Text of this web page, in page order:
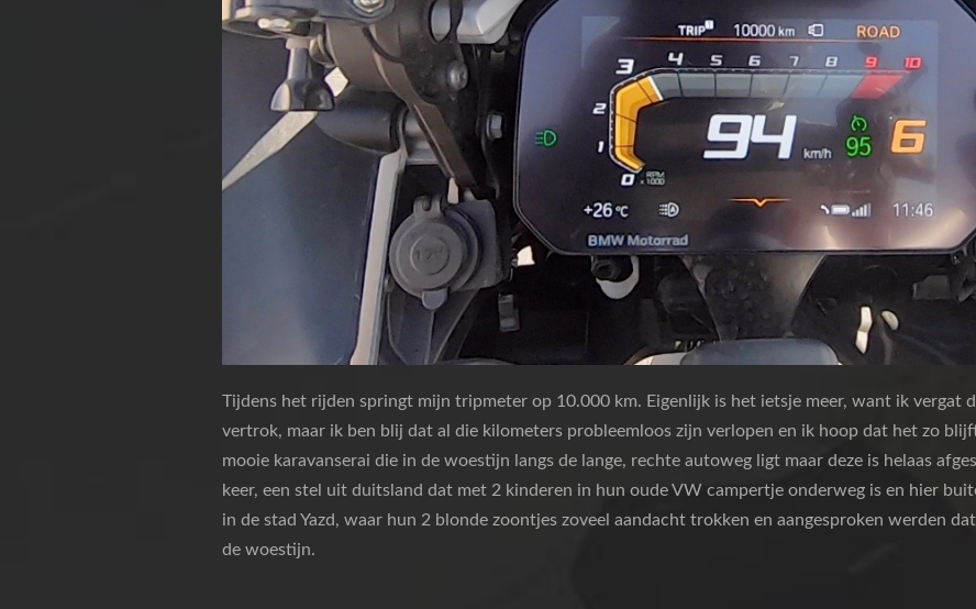
Tijdens het rijden springt mijn tripmeter op 10.000 km. Eigenlijk is het ietsje meer, want ik vergat
vertrok, maar ik ben blij dat al die kilometers probleemloos zijn verlopen en ik hoop dat het zo
mooie karavanserai die in de woestijn langs de lange, rechte autoweg ligt maar deze is helaas
keer, een stel uit duitsland dat met 2 kinderen in hun oude VW campertje onderweg is en hier
in de stad Yazd, waar hun 2 blonde zoontjes zoveel aandacht trokken en aangesproken werden
de woestijn.